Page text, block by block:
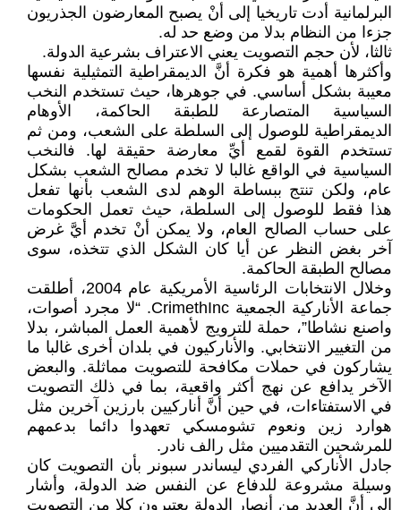
البرلمانية أدت تاريخيا إلى أنْ يصبح المعارضون الجذريون
جزءا من النظام بدلا من وضع حد له.
ثالثا، لأن حجم التصويت يعني الاعتراف بشرعية الدولة.
وأكثرها أهمية هو فكرة أنَّ الديمقراطية التمثيلية نفسها
معيبة بشكل أساسي. في جوهرها، حيث تستخدم النخب
السياسية المتصارعة للطبقة الحاكمة، الأوهام
الديمقراطية للوصول إلى السلطة على الشعب، ومن ثم
تستخدم القوة لقمع أيِّ معارضة حقيقة لها. فالنخب
السياسية في الواقع غالبا لا تخدم مصالح الشعب بشكل
عام، ولكن تنتج ببساطة الوهم لدى الشعب بأنها تفعل
هذا فقط للوصول إلى السلطة، حيث تعمل الحكومات
على حساب الصالح العام، ولا يمكن أنْ تخدم أيَّ غرض
آخر بغض النظر عن أيا كان الشكل الذي تتخذه، سوى
مصالح الطبقة الحاكمة.
وخلال الانتخابات الرئاسية الأمريكية عام 2004، أطلقت
جماعة الأناركية الجمعية CrimethInc. “لا مجرد أصوات،
واصنع نشاطا”، حملة للترويج لأهمية العمل المباشر، بدلا
من التغيير الانتخابي. والأناركيون في بلدان أخرى غالبا ما
يشاركون في حملات مكافحة للتصويت مماثلة. والبعض
الآخر يدافع عن نهج أكثر واقعية، بما في ذلك التصويت
في الاستفتاءات، في حين أنَّ أناركيين بارزين آخرين مثل
هوارد زين ونعوم تشومسكي تعهدوا دائما بدعمهم
للمرشحين التقدميين مثل رالف نادر.
جادل الأناركي الفردي ليساندر سبونر بأن التصويت كان
وسيلة مشروعة للدفاع عن النفس ضد الدولة، وأشار
إلى أنَّ العديد من أنصار الدولة يعتبرون كلا من التصويت